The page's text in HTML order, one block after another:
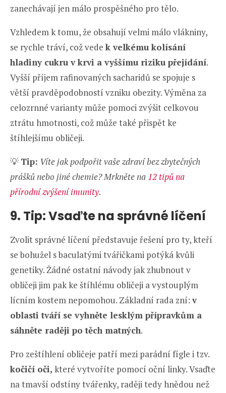
zanechávají jen málo prospěšného pro tělo.
Vzhledem k tomu, že obsahují velmi málo vlákniny,
se rychle tráví, což vede k velkému kolísání
hladiny cukru v krvi a vyššímu riziku přejídání.
Vyšší příjem rafinovaných sacharidů se spojuje s
větší pravděpodobností vzniku obezity. Výměna za
celozrnné varianty může pomoci zvýšit celkovou
ztrátu hmotnosti, což může také přispět ke
štíhlejšímu obličeji.
💡 Tip: Víte jak podpořit vaše zdraví bez zbytečných
prášků nebo jiné chemie? Mrkněte na 12 tipů na
přírodní zvýšení imunity.
9. Tip: Vsaďte na správné líčení
Zvolit správné líčení představuje řešení pro ty, kteří
se bohužel s baculatými tvářičkami potýká kvůli
genetiky. Žádné ostatní návody jak zhubnout v
obličeji jim pak ke štíhlému obličeji a vystouplým
lícním kostem nepomohou. Základní rada zní: v
oblasti tváří se vyhněte lesklým přípravkům a
sáhněte raději po těch matných.
Pro zeštíhlení obličeje patří mezi parádní fígle i tzv.
kočičí oči, které vytvoříte pomocí oční linky. Vsaďte
na tmavší odstíny tvářenky, raději tedy hnědou než